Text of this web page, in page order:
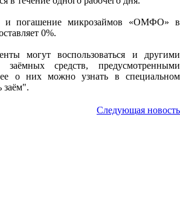
и погашение микрозаймов «ОМФО» в
0%.
могут воспользоваться и другими
заёмных средств, предусмотренными
о них можно узнать в специальном
заём".
Следующая новость